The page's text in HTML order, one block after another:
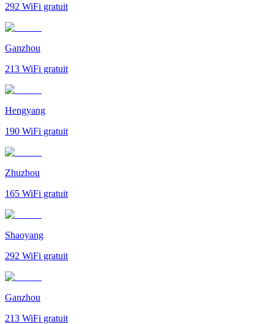
292 WiFi gratuit
Ganzhou
213 WiFi gratuit
Hengyang
190 WiFi gratuit
Zhuzhou
165 WiFi gratuit
Shaoyang
292 WiFi gratuit
Ganzhou
213 WiFi gratuit